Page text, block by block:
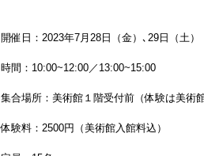
開催日：2023年7月28日（金）､29日（土）
時間：10:00~12:00／13:00~15:00
集合場所：美術館１階受付前（体験は美術
体験料：2500円（美術館入館料込）